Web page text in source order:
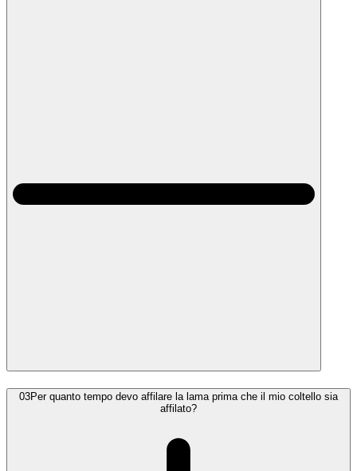
03Per quanto tempo devo affilare la lama prima che il mio coltello sia
affilato?